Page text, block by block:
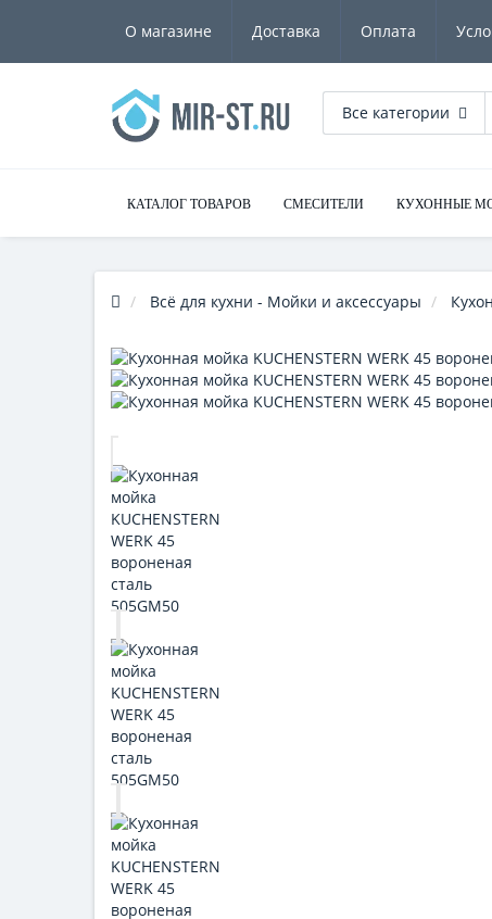
О магазине Доставка Оплата
Все категории
КАТАЛОГ ТОВАРОВ СМЕСИТЕЛИ КУХОННЫЕ
Всё для кухни - Мойки и аксессуары